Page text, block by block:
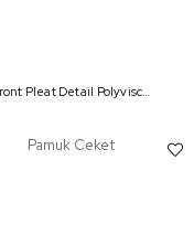
Black Front Pleat Detail Polyviscose Dress
Pamuk Ceket